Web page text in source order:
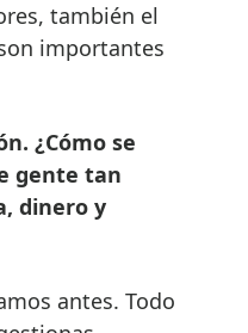
también el
importantes
¿Cómo se
gente tan
dinero y
antes. Todo